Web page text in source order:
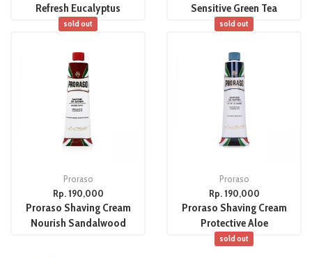
Refresh Eucalyptus
sold out
Sensitive Green Tea
sold out
Proraso
Rp. 190,000
Proraso Shaving Cream
Nourish Sandalwood
Proraso
Rp. 190,000
Proraso Shaving Cream
Protective Aloe
sold out